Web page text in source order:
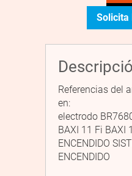
Solicita
Referencias del
en:
electrodo
BAXI 11 Fi BAXI
ENCENDIDO
ENCENDIDO